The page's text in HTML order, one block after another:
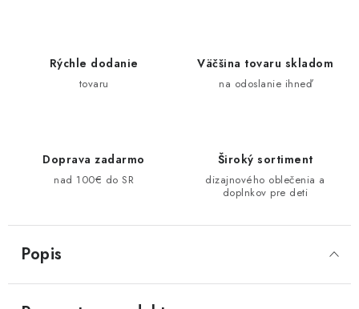
Rýchle dodanie
tovaru
Väčšina tovaru skladom
na odoslanie ihneď
Doprava zadarmo
nad 100€ do SR
Široký sortiment
dizajnového oblečenia a
doplnkov pre deti
Popis